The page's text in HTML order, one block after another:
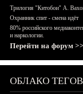
Трилогия "Китобои" А.
Охранник спит - смена идёт
80% российского
и наркологии.
Перейти на форум >>
ОБЛАКО ТЕГОВ